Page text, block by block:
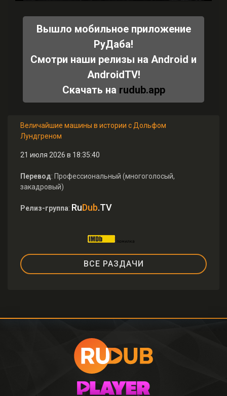
Вышло мобильное приложение
РуДаба!
Смотри наши релизы на Android и
AndroidTV!
Скачать на rudub.app
Величайшие машины в истории с Дольфом
Лундгреном
21 июля 2026 в 18:35:40
Перевод: Профессиональный (многоголосый,
закадровый)
Релиз-группа: RuDub.TV
ВСЕ РАЗДАЧИ